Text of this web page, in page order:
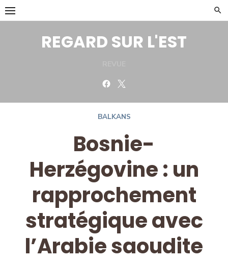
Skip
to
REGARD SUR L'EST
Facebook
BALKANS
Bosnie-
Herzégovine : un
rapprochement
stratégique avec
l’Arabie saoudite